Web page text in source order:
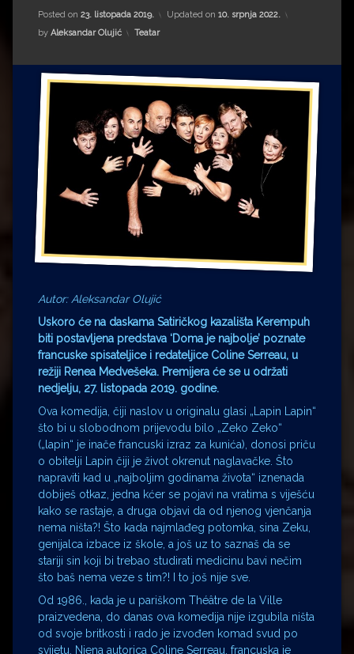
Drugi autori
Drugi autori
Matea Andrić
Ljiljana Lekanić-Kljaić
Željko Krznarić
Mario Lovreković
Miroslav Šantek
Posted on 23. listopada 2019. Updated on 10. srpnja 2022.
by Aleksandar Olujić Kategorije:
Teatar
Autor: Aleksandar Olujić
Uskoro će na daskama Satiričkog kazališta Kerempuh
biti postavljena predstava ‘Doma je najbolje’ poznate
francuske spisateljice i redateljice Coline Serreau, u
režiji Renea Medvešeka. Premijera će se u održati
nedjelju, 27. listopada 2019. godine.
Ova komedija, čiji naslov u originalu glasi „Lapin Lapin“
što bi u slobodnom prijevodu bilo „Zeko Zeko“
(„lapin“ je inače francuski izraz za kunića), donosi priču
o obitelji Lapin čiji je život okrenut naglavačke. Što
napraviti kad u „najboljim godinama života“ iznenada
dobiješ otkaz, jedna kćer se pojavi na vratima s viješću
kako se rastaje, a druga objavi da od njenog vjenčanja
nema ništa?! Što kada najmlađeg potomka, sina Zeku,
genijalca izbace iz škole, a još uz to saznaš da se
stariji sin koji bi trebao studirati medicinu bavi nečim
što baš nema veze s tim?! I to još nije sve.
Od 1986., kada je u pariškom Théâtre de la Ville
praizvedena, do danas ova komedija nije izgubila ništa
od svoje britkosti i rado je izvođen komad svud po
svijetu. Njena autorica Coline Serreau, francuska je